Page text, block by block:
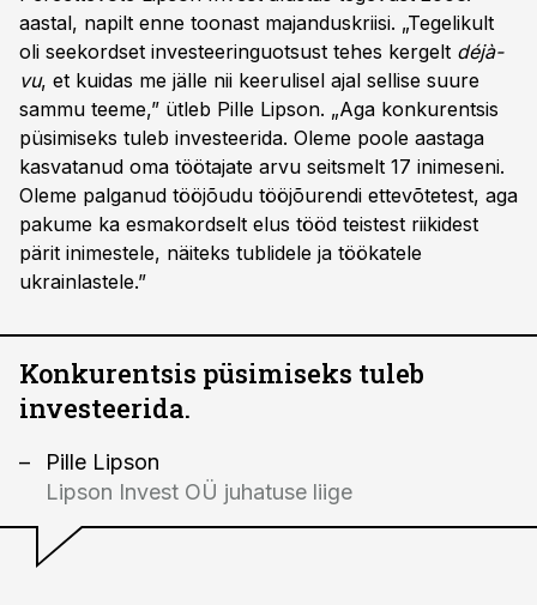
aastal, napilt enne toonast majanduskriisi. „Tegelikult
oli seekordset investeeringuotsust tehes kergelt déjà-
vu, et kuidas me jälle nii keerulisel ajal sellise suure
sammu teeme,” ütleb Pille Lipson. „Aga konkurentsis
püsimiseks tuleb investeerida. Oleme poole aastaga
kasvatanud oma töötajate arvu seitsmelt 17 inimeseni.
Oleme palganud tööjõudu tööjõurendi ettevõtetest, aga
pakume ka esmakordselt elus tööd teistest riikidest
pärit inimestele, näiteks tublidele ja töökatele
ukrainlastele.”
Konkurentsis püsimiseks tuleb
investeerida.
Pille Lipson
Lipson Invest OÜ juhatuse liige